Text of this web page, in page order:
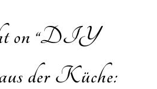
on “DIY
der Küche: